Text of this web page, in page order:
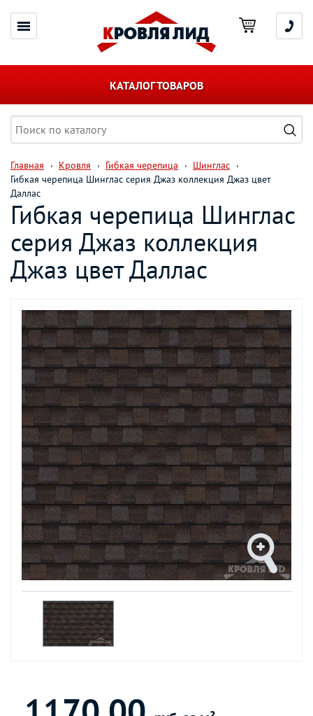
КАТАЛОГ ТОВАРОВ
Главная Кровля Гибкая черепица
Шинглас
Гибкая черепица Шинглас серия Джаз коллекция Джаз цвет
Даллас
Гибкая черепица Шинглас
серия Джаз коллекция
Джаз цвет Даллас